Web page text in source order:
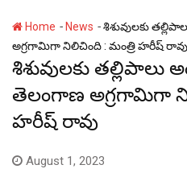
Home - News -శిశువులకు
అగ్రగామిగా నిలిచింది : మంత్రి హరీష్ రావు
శిశువులకు తల్లిపాలు
తెలంగాణ అగ్రగామిగా
హరీష్ రావు
August 1, 2023